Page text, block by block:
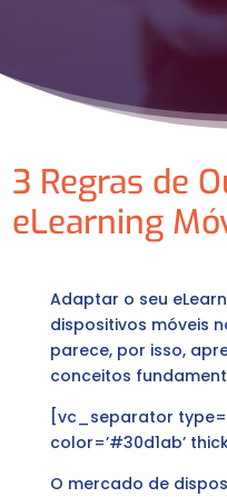
3 Regras de
eLearning
Adaptar o seu
dispositivos móveis
parece, por isso,
conceitos
[vc_separator
color=’#30d1ab’
O mercado de